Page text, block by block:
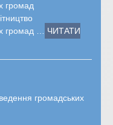
громад
громад …
ЧИТАТИ
громадських